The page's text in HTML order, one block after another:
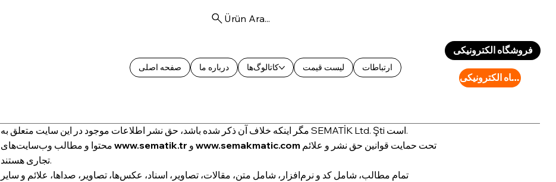
صفحه اصلی درباره ما کاتالوگ‌ها لیست قیمت ارتباطات
فروشگاه الکترونیکی
فروشگاه الکترونیکی
Ürün Ara...
مگر اینکه خلاف آن ذکر شده باشد، حق نشر اطلاعات موجود در این سایت متعلق به SEMATİK Ltd. Şti است.
محتوا و مطالب وب‌سایت‌هایwww.sematik.tr وwww.semakmatic.com
تجاری هستند.
تمام مطالب، شامل کد و نرم‌افزار، شامل متن، مقالات، تصاویر، اسناد، عکس‌ها، تصاویر، صداها، علائم و سایر